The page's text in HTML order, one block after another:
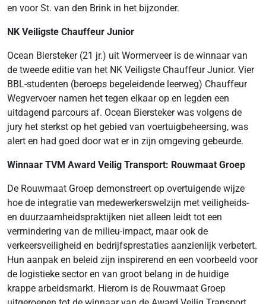
en voor St. van den Brink in het bijzonder.
NK Veiligste Chauffeur Junior
Ocean Biersteker (21 jr.) uit Wormerveer is de winnaar van
de tweede editie van het NK Veiligste Chauffeur Junior. Vier
BBL-studenten (beroeps begeleidende leerweg) Chauffeur
Wegvervoer namen het tegen elkaar op en legden een
uitdagend parcours af. Ocean Biersteker was volgens de
jury het sterkst op het gebied van voertuigbeheersing, was
alert en had goed door wat er in zijn omgeving gebeurde.
Winnaar TVM Award Veilig Transport: Rouwmaat Groep
De Rouwmaat Groep demonstreert op overtuigende wijze
hoe de integratie van medewerkerswelzijn met veiligheids-
en duurzaamheidspraktijken niet alleen leidt tot een
vermindering van de milieu-impact, maar ook de
verkeersveiligheid en bedrijfsprestaties aanzienlijk verbetert.
Hun aanpak en beleid zijn inspirerend en een voorbeeld voor
de logistieke sector en van groot belang in de huidige
krappe arbeidsmarkt. Hierom is de Rouwmaat Groep